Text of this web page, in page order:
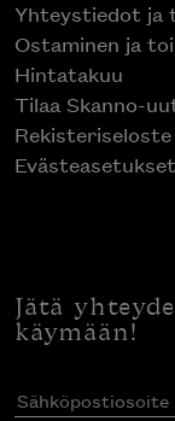
Yhteystiedot ja
Ostaminen ja
Hintatakuu
Tilaa Skanno-
Rekisteriseloste
Evästeasetukset
Jätä
käymään!
Sähköpostiosoite